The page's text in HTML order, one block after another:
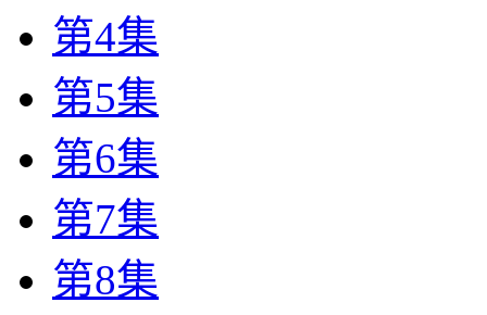
第4集
第5集
第6集
第7集
第8集